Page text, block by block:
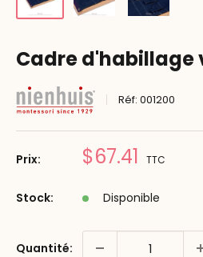
Cadre d'habillage
Réf:001200
Prix: Prix
$67.41 TTC
Stock: Disponible
Quantité: